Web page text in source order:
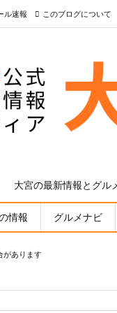
大宮の最新情報とグル
情報 グルメナビ
ル速報 このブログについて
があります